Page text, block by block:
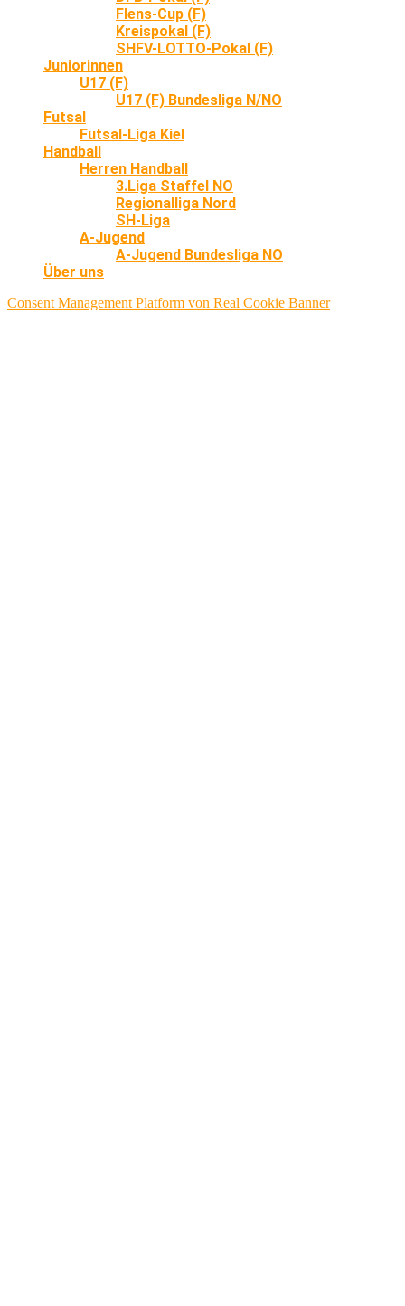
Flens-Cup (F)
Kreispokal (F)
SHFV-LOTTO-Pokal (F)
Juniorinnen
U17 (F)
U17 (F) Bundesliga N/NO
Futsal
Futsal-Liga Kiel
Handball
Herren Handball
3.Liga Staffel NO
Regionalliga Nord
SH-Liga
A-Jugend
A-Jugend Bundesliga NO
Über uns
Consent Management Platform von Real Cookie Banner